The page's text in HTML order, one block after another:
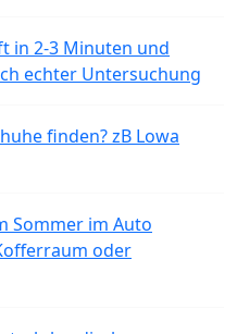
in 2-3 Minuten und
echter Untersuchung
finden? zB Lowa
Sommer im Auto
oder